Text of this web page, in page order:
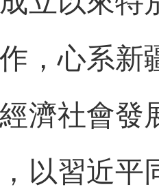
，心系新
濟社會發
以習近平